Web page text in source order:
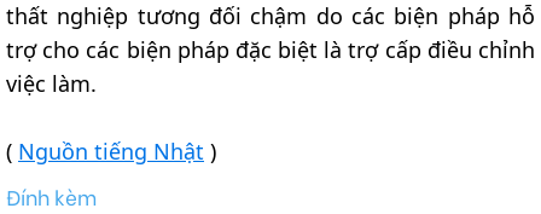
thất nghiệp tương đối chậm do các biện pháp hỗ
trợ cho các biện pháp đặc biệt là trợ cấp điều chỉnh
việc làm.
( Nguồn tiếng Nhật )
Đính kèm